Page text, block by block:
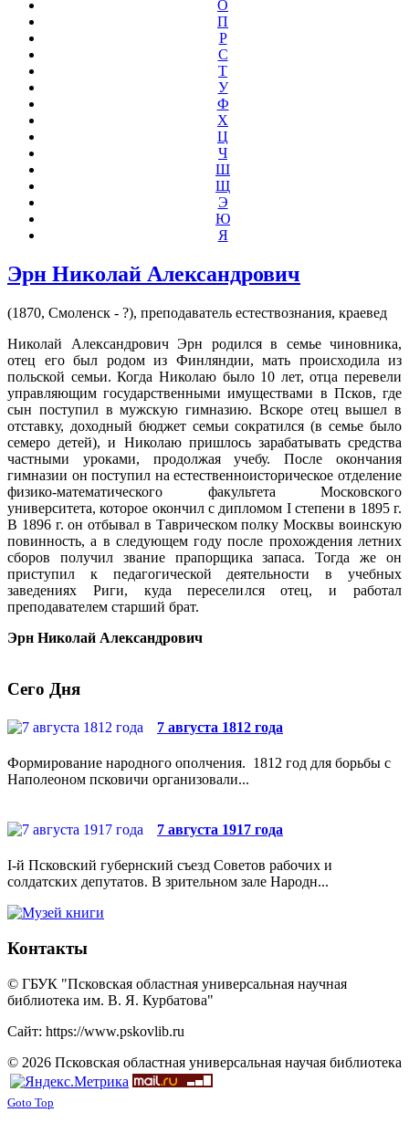
О
П
Р
С
Т
У
Ф
Х
Ц
Ч
Ш
Щ
Э
Ю
Я
Эрн Николай Александрович
(1870, Смоленск - ?), преподаватель естествознания, краевед
Николай Александрович Эрн родился в семье чиновника,
отец его был родом из Финляндии, мать происходила из
польской семьи. Когда Николаю было 10 лет, отца перевели
управляющим государственными имуществами в Псков, где
сын поступил в мужскую гимназию. Вскоре отец вышел в
отставку, доходный бюджет семьи сократился (в семье было
семеро детей), и Николаю пришлось зарабатывать средства
частными уроками, продолжая учебу. После окончания
гимназии он поступил на естественноисторическое отделение
физико-математического факультета Московского
университета, которое окончил с дипломом I степени в 1895 г.
В 1896 г. он отбывал в Таврическом полку Москвы воинскую
повинность, а в следующем году после прохождения летних
сборов получил звание прапорщика запаса. Тогда же он
приступил к педагогической деятельности в учебных
заведениях Риги, куда переселился отец, и работал
преподавателем старший брат.
Эрн Николай Александрович
Сего Дня
7 августа 1812 года
Формирование народного ополчения. 1812 год для борьбы с
Наполеоном псковичи организовали...
7 августа 1917 года
I-й Псковский губернский съезд Советов рабочих и
солдатских депутатов. В зрительном зале Народн...
Контакты
© ГБУК "Псковская областная универсальная научная
библиотека им. В. Я. Курбатова"
Сайт: https://www.pskovlib.ru
© 2026 Псковская областная универсальная научая библиотека
Goto Top